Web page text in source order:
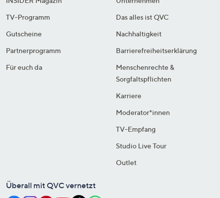
TV-Programm
Gutscheine
Partnerprogramm
Für euch da
Das alles ist QVC
Nachhaltigkeit
Barrierefreiheitserklärung
Menschenrechte &
Sorgfaltspflichten
Karriere
Moderator*innen
TV-Empfang
Studio Live Tour
Outlet
Überall mit QVC vernetzt